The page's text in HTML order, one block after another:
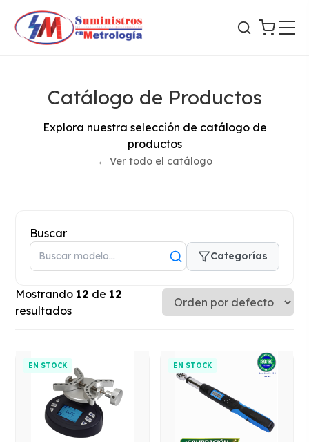
Catálogo de Productos
Explora nuestra selección de catálogo de
productos
← Ver todo el catálogo
Buscar
Categorías
Mostrando 12 de 12
resultados
EN STOCK EN STOCK